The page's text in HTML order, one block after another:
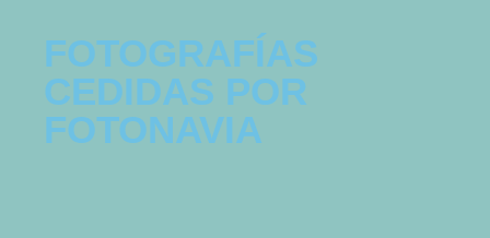
FOTOGRAFÍAS
CEDIDAS POR
FOTONAVIA